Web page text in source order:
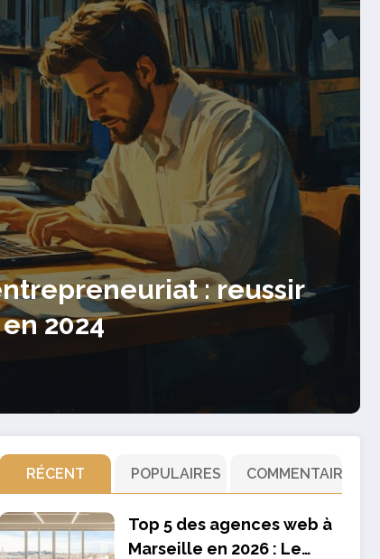
sur le compte sans
complet sur la
en 2024
RÉCENT POPULAIRES COMMENTAIRE
Top 5 des agences web à
Marseille en 2026 : Le